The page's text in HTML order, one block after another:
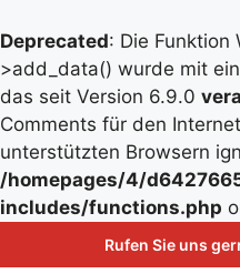
Deprecated: Die Funktion
>add_data() wurde mit
das seit Version 6.9.0
Comments für den
unterstützten Browsern
/homepages/4/
includes/functions.php
Zum
Inhalt
Inhalt
Rufen Sie uns